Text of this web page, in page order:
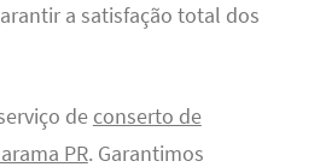
a satisfação total dos
de conserto de
PR. Garantimos